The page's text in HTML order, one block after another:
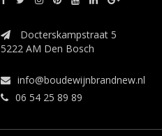
Docterskampstraat 5
5222 AM Den Bosch
info@boudewijnbrandnew.nl
06 54 25 89 89